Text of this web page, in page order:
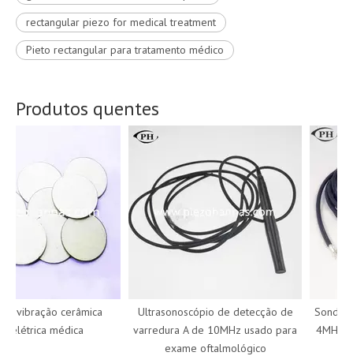
rectangular piezo for medical treatment
Pieto rectangular para tratamento médico
Produtos quentes
vibração cerâmica
médica
Ultrasonoscópio de detecção de
varredura A de 10MHz usado para
exame oftalmológico
Sonda
4MHz